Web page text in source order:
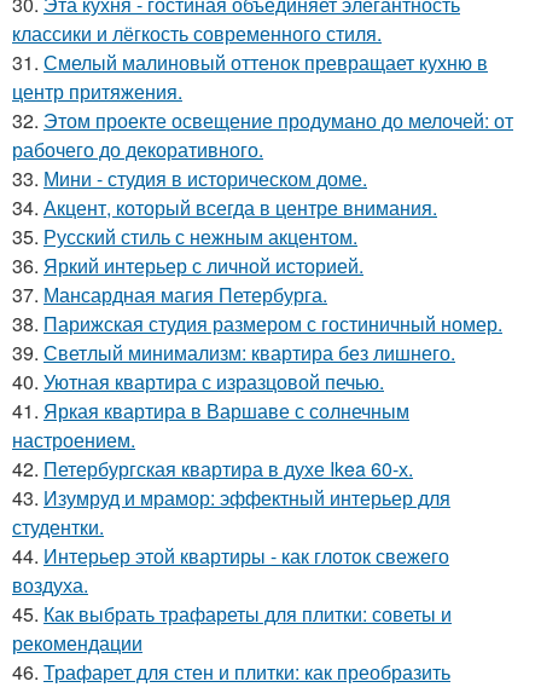
классики и лёгкость современного стиля.
31. Смелый малиновый оттенок превращает кухню в
центр притяжения.
32. Этом проекте освещение продумано до мелочей: от
рабочего до декоративного.
33. Мини - студия в историческом доме.
34. Акцент, который всегда в центре внимания.
35. Русский стиль с нежным акцентом.
36. Яркий интерьер с личной историей.
37. Мансардная магия Петербурга.
38. Парижская студия размером с гостиничный номер.
39. Светлый минимализм: квартира без лишнего.
40. Уютная квартира с изразцовой печью.
41. Яркая квартира в Варшаве с солнечным
настроением.
42. Петербургская квартира в духе Ikea 60-х.
43. Изумруд и мрамор: эффектный интерьер для
студентки.
44. Интерьер этой квартиры - как глоток свежего
воздуха.
45. Как выбрать трафареты для плитки: советы и
рекомендации
46. Трафарет для стен и плитки: как преобразить